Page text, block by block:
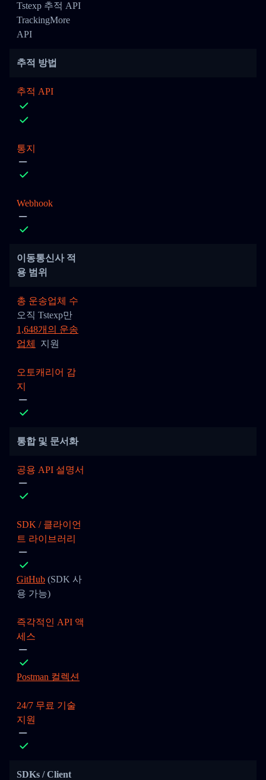
Tstexp 추적 API
TrackingMore
API
추적 방법
추적 API
통지
Webhook
이동통신사 적
용 범위
총 운송업체 수
오직 Tstexp만
1,648개의 운송
업체
지원
오토캐리어 감
지
통합 및 문서화
공용 API 설명서
SDK / 클라이언
트 라이브러리
GitHub (SDK 사
용 가능)
즉각적인 API 액
세스
Postman 컬렉션
24/7 무료 기술
지원
SDKs / Client